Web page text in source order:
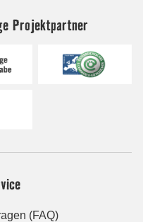
Projektpartner
(FAQ)